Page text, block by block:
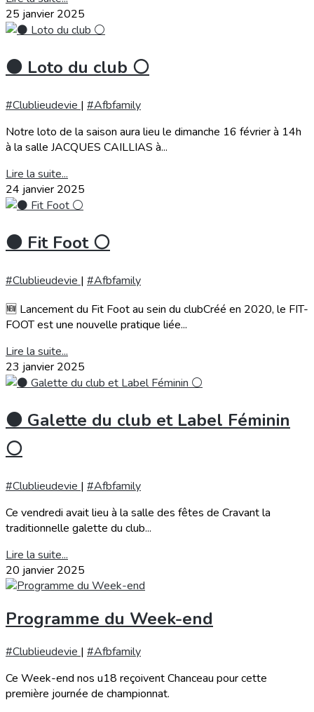
25 janvier 2025
⚫️ Loto du club ⚪️
#Clublieudevie | #Afbfamily
Notre loto de la saison aura lieu le dimanche 16 février à 14h
à la salle JACQUES CAILLIAS à...
Lire la suite...
24 janvier 2025
⚫️ Fit Foot ⚪️
#Clublieudevie | #Afbfamily
🆕 Lancement du Fit Foot au sein du clubCréé en 2020, le FIT-
FOOT est une nouvelle pratique liée...
Lire la suite...
23 janvier 2025
⚫️ Galette du club et Label Féminin
⚪️
#Clublieudevie| #Afbfamily
Ce vendredi avait lieu à la salle des fêtes de Cravant la
traditionnelle galette du club...
Lire la suite...
20 janvier 2025
Programme du Week-end
#Clublieudevie | #Afbfamily
Ce Week-end nos u18 reçoivent Chanceau pour cette
première journée de championnat.